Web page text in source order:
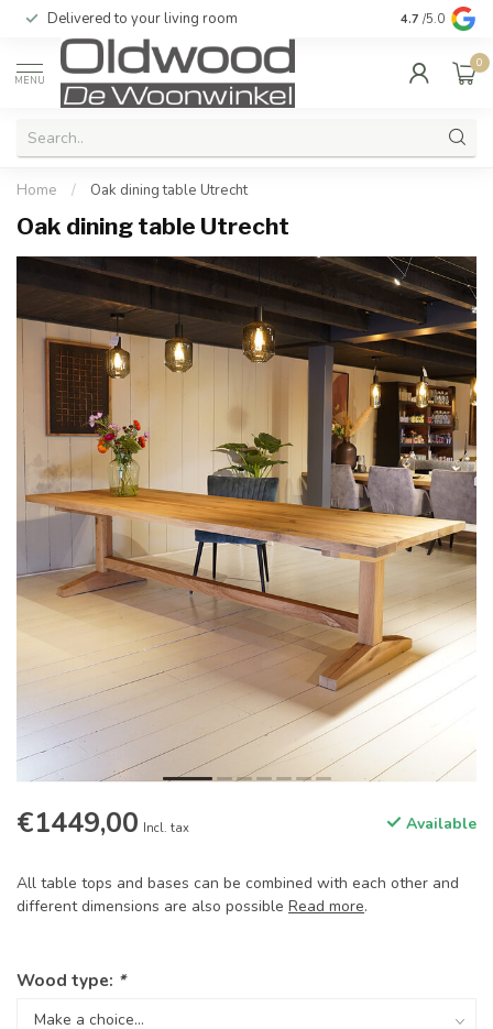
Delivered to your living room Quality &
4.7 /5.0
MENU
0
Home / Oak dining table Utrecht
Oak dining table Utrecht
€1449,00 Incl. tax Available
All table tops and bases can be combined with each other and
different dimensions are also possible Read more.
Wood type: *